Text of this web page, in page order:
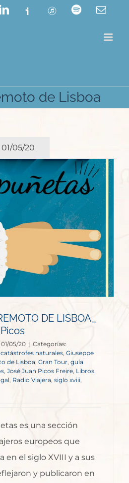
LinkedIn
Ivoox ITunes Spotify
de Lisboa
01/05/20
DE LISBOA_
01/05/20 | Categorías:
catástrofes naturales, Giuseppe
de Lisboa, Gran Tour, guía
, José Juan Picos Freire, Libros
, Radio Viajera, siglo xviii,
es una sección
europeos que
en el siglo XVIII y a sus
y publicaron en